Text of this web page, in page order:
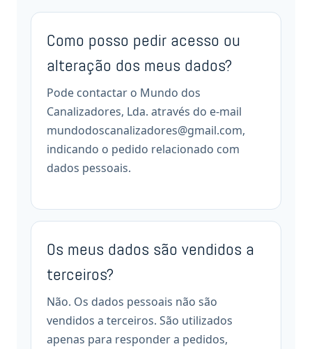
Como posso pedir acesso ou
alteração dos meus dados?
Pode contactar o Mundo dos
Canalizadores, Lda. através do e-mail
mundodoscanalizadores@gmail.com,
indicando o pedido relacionado com
dados pessoais.
Os meus dados são vendidos a
terceiros?
Não. Os dados pessoais não são
vendidos a terceiros. São utilizados
apenas para responder a pedidos,